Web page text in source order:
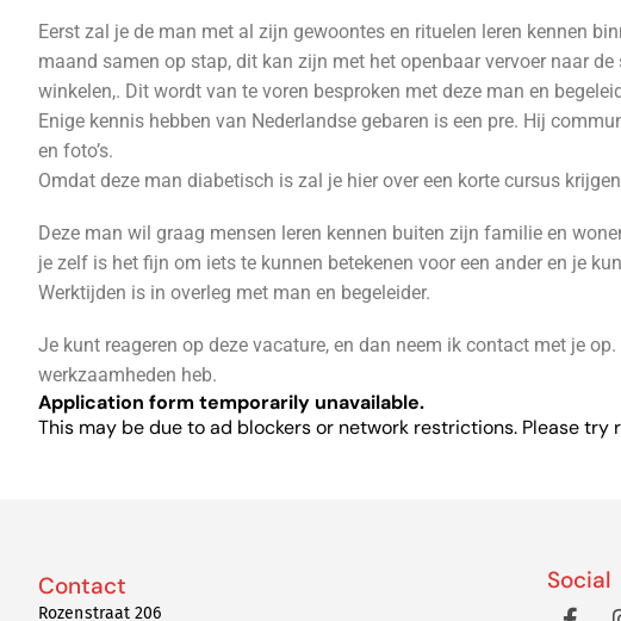
Eerst zal je de man met al zijn gewoontes en rituelen leren kennen
maand samen op stap, dit kan zijn met het openbaar vervoer naar
winkelen,. Dit wordt van te voren besproken met deze man en
Enige kennis hebben van Nederlandse gebaren is een pre. Hij
en foto’s.
Omdat deze man diabetisch is zal je hier over een korte cursus
Deze man wil graag mensen leren kennen buiten zijn familie en
je zelf is het fijn om iets te kunnen betekenen voor een ander en je
Werktijden is in overleg met man en begeleider.
Je kunt reageren op deze vacature, en dan neem ik contact met je
werkzaamheden heb.
Application form temporarily unavailable.
This may be due to ad blockers or network restrictions. Please
Contact
Rozenstraat 206
Social